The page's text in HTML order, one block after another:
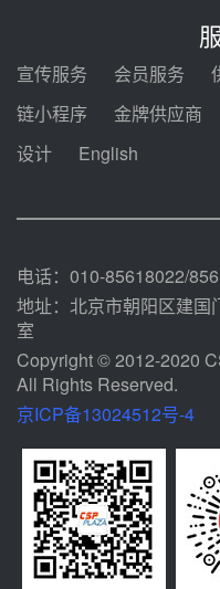
中
规
宣传服务 会员服务
链小程序
金牌供应商
设计
English
电话：010-85618022/
地址：北京市朝阳区建
室
Copyright © 2012-2020
All Rights Reserved.
京ICP备13024512号-4